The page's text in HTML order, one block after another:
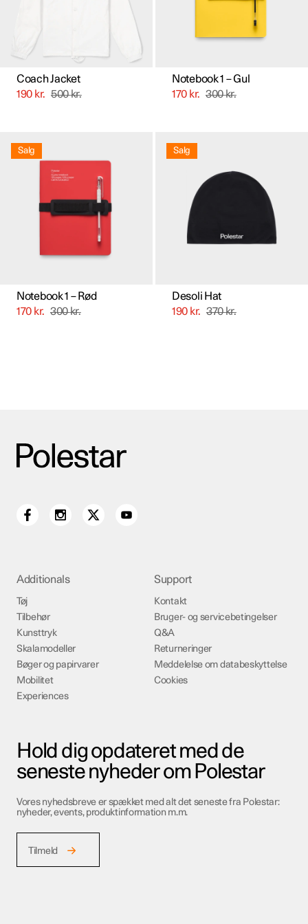
Coach Jacket
190 kr. 500kr.
Notebook 1 – Gul
170 kr. 300kr.
Salg
Notebook 1 – Rød
170 kr. 300kr.
Salg
Desoli Hat
190 kr. 370kr.
vare
har
Mulighederne
varesiden
Additionals
Tøj
Tilbehør
Kunsttryk
Skalamodeller
Bøger og papirvarer
Mobilitet
Experiences
Support
Kontakt
Bruger- og servicebetingelser
Q&A
Returneringer
Meddelelse om databeskyttelse
Cookies
Hold dig opdateret med de
seneste nyheder om Polestar
Vores nyhedsbreve er spækket med alt det seneste fra Polestar:
nyheder, events, produktinformation m.m.
Tilmeld